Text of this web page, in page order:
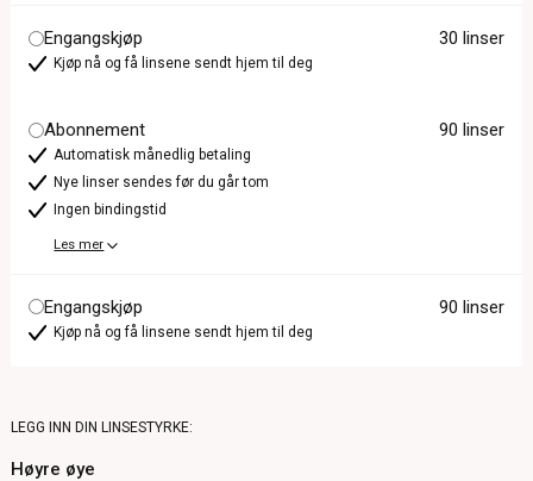
Engangskjøp 30 linser
Kjøp nå og få linsene sendt hjem til deg
Abonnement 90 linser
Automatisk månedlig betaling
Nye linser sendes før du går tom
Ingen bindingstid
Les mer
Engangskjøp 90 linser
Kjøp nå og få linsene sendt hjem til deg
LEGG INN DIN LINSESTYRKE:
Høyre øye